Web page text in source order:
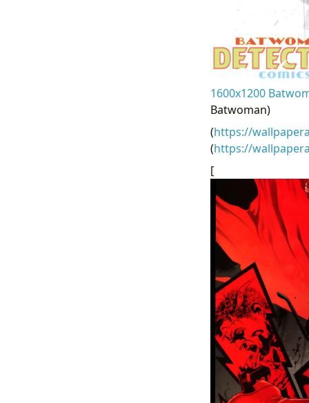
1600x1200
Batwoman)
(https://
(https://
[